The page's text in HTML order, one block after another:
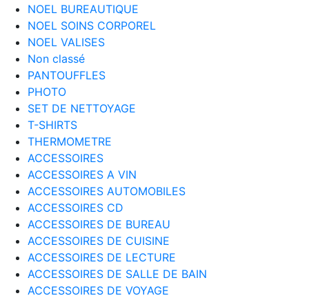
NOEL BUREAUTIQUE
NOEL SOINS CORPOREL
NOEL VALISES
Non classé
PANTOUFFLES
PHOTO
SET DE NETTOYAGE
T-SHIRTS
THERMOMETRE
ACCESSOIRES
ACCESSOIRES A VIN
ACCESSOIRES AUTOMOBILES
ACCESSOIRES CD
ACCESSOIRES DE BUREAU
ACCESSOIRES DE CUISINE
ACCESSOIRES DE LECTURE
ACCESSOIRES DE SALLE DE BAIN
ACCESSOIRES DE VOYAGE